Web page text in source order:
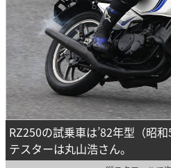
RZ250の試乗車は’82年型（昭
テスターは丸山浩さん。